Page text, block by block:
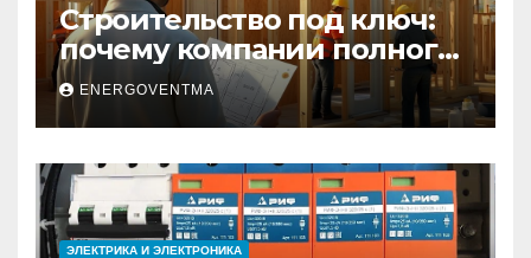
Строительство под ключ:
почему компании полного
цикла меняют рынок
недвижимости
ENERGOVENTMA
ЭЛЕКТРИКА И ЭЛЕКТРОНИКА